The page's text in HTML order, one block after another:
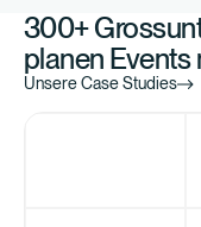
300+
planen Events
Unsere Case Studies